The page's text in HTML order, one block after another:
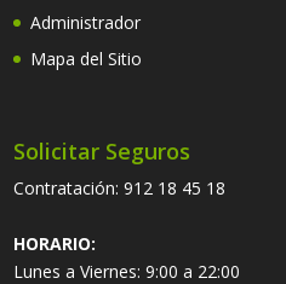
Administrador
Mapa del Sitio
Solicitar Seguros
Contratación:912 18 45 18
HORARIO:
Lunes a Viernes: 9:00 a 22:00